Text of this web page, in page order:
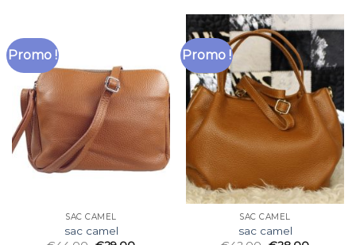
Promo !
SAC CAMEL
sac camel
Promo !
SAC CAMEL
sac camel